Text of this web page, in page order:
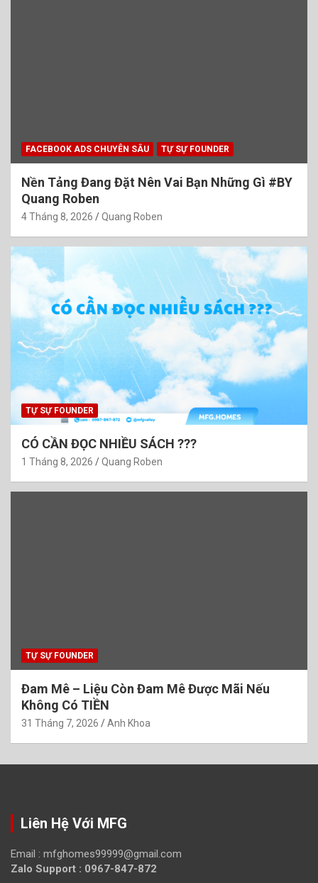
FACEBOOK ADS CHUYÊN SÂU TỰ SỰ FOUNDER
Nền Tảng Đang Đặt Nên Vai Bạn Những Gì #BY
Quang Roben
4 Tháng 8, 2026 Quang Roben
TỰ SỰ FOUNDER
CÓ CẦN ĐỌC NHIỀU SÁCH ???
1 Tháng 8, 2026 Quang Roben
TỰ SỰ FOUNDER
Đam Mê – Liệu Còn Đam Mê Được Mãi Nếu
Không Có TIỀN
31 Tháng 7, 2026 Anh Khoa
Liên Hệ Với MFG
Email : mfghomes99999@gmail.com
Zalo Support : 0967-847-872